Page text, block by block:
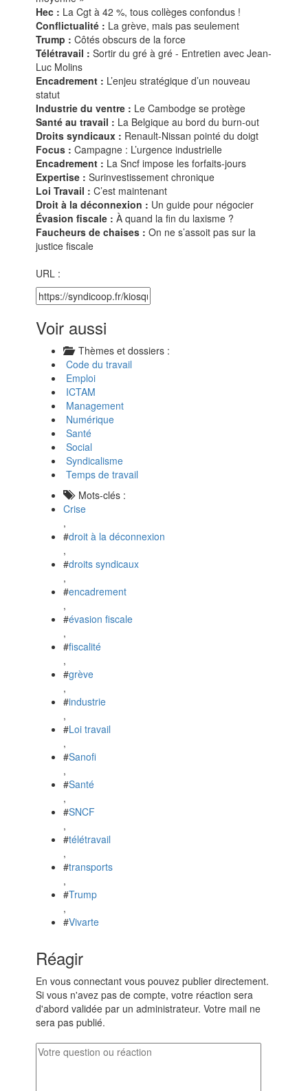
Hec : La Cgt à 42 %, tous collèges confondus !
Conflictualité : La grève, mais pas seulement
Trump : Côtés obscurs de la force
Télétravail : Sortir du gré à gré - Entretien avec Jean-
Luc Molins
Encadrement : L’enjeu stratégique d’un nouveau
statut
Industrie du ventre : Le Cambodge se protège
Santé au travail : La Belgique au bord du burn-out
Droits syndicaux : Renault-Nissan pointé du doigt
Focus : Campagne : L’urgence industrielle
Encadrement : La Sncf impose les forfaits-jours
Expertise : Surinvestissement chronique
Loi Travail : C’est maintenant
Droit à la déconnexion : Un guide pour négocier
Évasion fiscale : À quand la fin du laxisme ?
Faucheurs de chaises : On ne s’assoit pas sur la
justice fiscale
URL :
Voir aussi
Thèmes et dossiers :
Code du travail
Emploi
ICTAM
Management
Numérique
Santé
Social
Syndicalisme
Temps de travail
Mots-clés :
Crise
,
#droit à la déconnexion
,
#droits syndicaux
,
#encadrement
,
#évasion fiscale
,
#fiscalité
,
#grève
,
#industrie
,
#Loi travail
,
#Sanofi
,
#Santé
,
#SNCF
,
#télétravail
,
#transports
,
#Trump
,
#Vivarte
Réagir
En vous connectant vous pouvez publier directement.
Si vous n'avez pas de compte, votre réaction sera
d'abord validée par un administrateur. Votre mail ne
sera pas publié.